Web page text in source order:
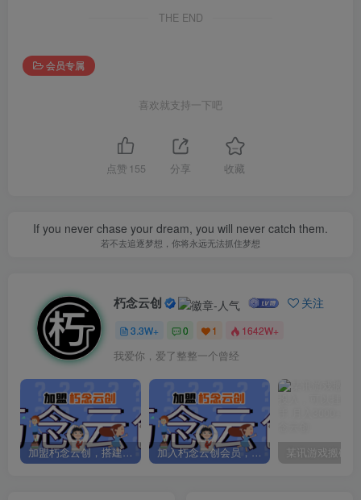
THE END
会员专属
喜欢就支持一下吧
点赞 155 分享 收藏
If you never chase your dream, you will never catch them.
若不去追逐梦想，你将永远无法抓住梦想
朽念云创 关注
3.3W+ 0 1 1642W+
我爱你，爱了整整一个曾经
加盟朽念云创，搭建同款项目资源站，实现日入2000+ 加入朽念云创会员，全站资源免费学习。